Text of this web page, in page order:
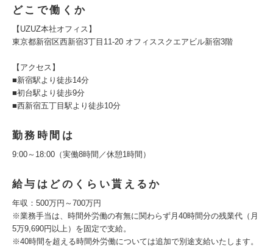
どこで働くか
【UZUZ本社オフィス】
東京都新宿区西新宿3丁目11-20 オフィススクエアビル新宿3階
【アクセス】
■新宿駅より徒歩14分
■初台駅より徒歩9分
■西新宿五丁目駅より徒歩10分
勤務時間は
9:00～18:00（実働8時間／休憩1時間）
給与はどのくらい貰えるか
年収：500万円～700万円
※業務手当は、時間外労働の有無に関わらず月40時間分の残業代（月
5万9,690円以上）を固定で支給。
※40時間を超える時間外労働については追加で別途支給いたします。